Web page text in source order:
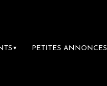
▼ PETITES ANNONCES